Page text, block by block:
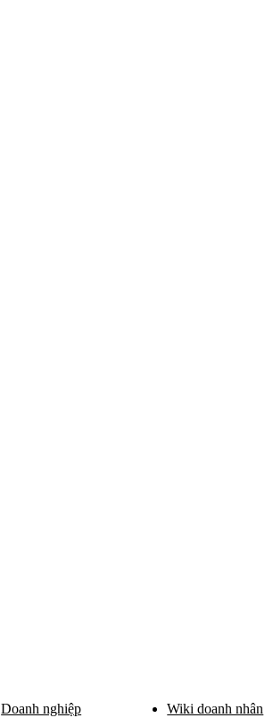
Doanh nghiệp Wiki doanh nhân